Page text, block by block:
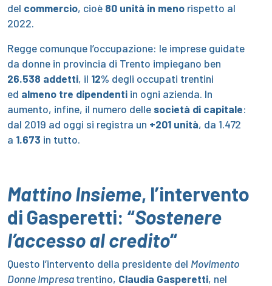
del commercio, cioè 80 unità in meno rispetto al
2022.
Regge comunque l’occupazione: le imprese guidate
da donne in provincia di Trento impiegano ben
26.538 addetti, il 12% degli occupati trentini
ed almeno tre dipendenti in ogni azienda. In
aumento, infine, il numero delle società di capitale:
dal 2019 ad oggi si registra un +201 unità, da 1.472
a 1.673 in tutto.
Mattino Insieme, l’intervento
di Gasperetti: “Sostenere
l’accesso al credito“
Questo l’intervento della presidente del Movimento
Donne Impresatrentino, Claudia Gasperetti, nel